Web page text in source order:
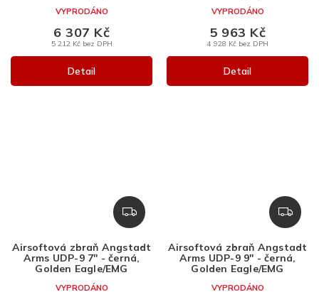
VYPRODÁNO
5 212 Kč bez DPH
6 307 Kč
Detail
VYPRODÁNO
4 928 Kč bez DPH
5 963 Kč
Detail
Z
D
R
Airsoftová zbraň Angstadt
Arms UDP-9 7'' - černá,
Golden Eagle/EMG
VYPRODÁNO
Z
D
R
Airsoftová zbraň Angstadt
Arms UDP-9 9'' - černá,
Golden Eagle/EMG
VYPRODÁNO